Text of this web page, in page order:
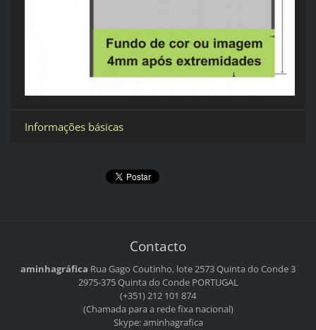
Informações básicas
Contacto
aminhagráfica Rua Gago Coutinho, lote 2573Quinta do Conde 3
2975-375 Quinta do CondePORTUGAL
(+351) 212 101 874
(Chamada para a rede fixa nacional)
Skype: aminhagrafica